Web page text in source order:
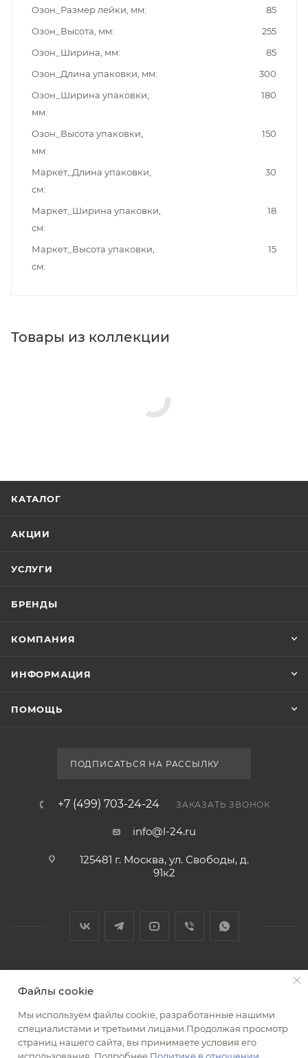
Озон_Размер лейки, мм
85
Озон_Высота, мм
255
Озон_Ширина, мм
85
Озон_Длина упаковки, мм
300
Озон_Ширина упаковки,
мм
180
Озон_Высота упаковки,
мм
150
Маркет_Длина упаковки,
см
30
Маркет_Ширина упаковки,
см
18
Маркет_Высота упаковки,
см
15
Товары из коллекции
КАТАЛОГ
АКЦИИ
УСЛУГИ
БРЕНДЫ
КОМПАНИЯ
ИНФОРМАЦИЯ
ПОМОЩЬ
ПОДПИСАТЬСЯ НА РАССЫЛКУ
+7 (499) 703-24-24 ЗАКАЗАТЬ ЗВОНОК
info@l-24.ru
125481 г. Москва, ул. Свободы, д.
91к2
Файлы cookie
Мы используем файлы cookie, разработанные нашими
специалистами и третьими лицами.Продолжая просмотр
страниц нашего сайта, вы принимаете условия его